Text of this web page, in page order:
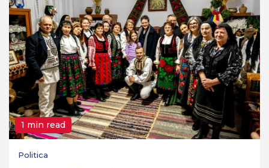
1 min read
Politica